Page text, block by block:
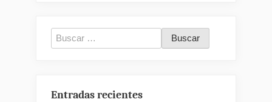
Buscar:
Entradas recientes